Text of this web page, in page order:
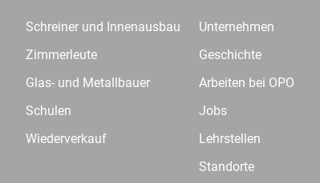
Schreiner und Innenausbau
Zimmerleute
Glas- und Metallbauer
Schulen
Wiederverkauf
Unternehmen
Geschichte
Arbeiten bei OPO
Jobs
Lehrstellen
Standorte